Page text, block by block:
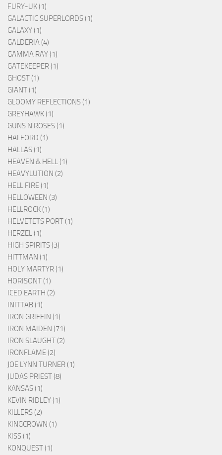
FURY-UK (1)
GALACTIC SUPERLORDS (1)
GALAXY (1)
GALDERIA (4)
GAMMA RAY (1)
GATEKEEPER (1)
GHOST (1)
GIANT (1)
GLOOMY REFLECTIONS (1)
GREYHAWK (1)
GUNS N'ROSES (1)
HALFORD (1)
HALLAS (1)
HEAVEN & HELL (1)
HEAVYLUTION (2)
HELL FIRE (1)
HELLOWEEN (3)
HELLROCK (1)
HELVETETS PORT (1)
HERZEL (1)
HIGH SPIRITS (3)
HITTMAN (1)
HOLY MARTYR (1)
HORISONT (1)
ICED EARTH (2)
INITTAB (1)
IRON GRIFFIN (1)
IRON MAIDEN (71)
IRON SLAUGHT (2)
IRONFLAME (2)
JOE LYNN TURNER (1)
JUDAS PRIEST (8)
KANSAS (1)
KEVIN RIDLEY (1)
KILLERS (2)
KINGCROWN (1)
KISS (1)
KONQUEST (1)